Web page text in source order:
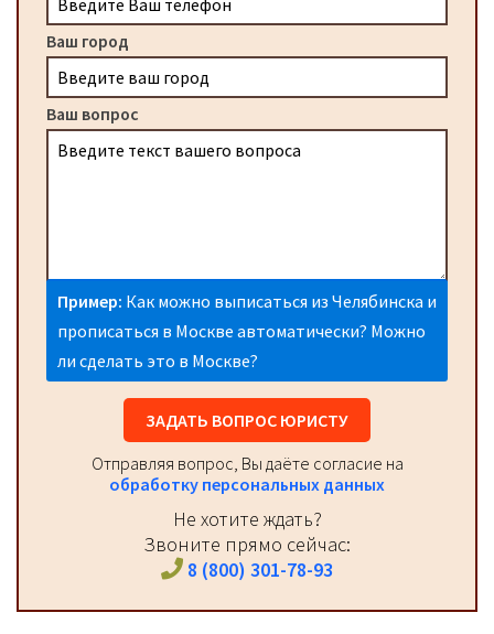
Ваш город
Ваш вопрос
Пример: Как можно выписаться из Челябинска и
прописаться в Москве автоматически? Можно
ли сделать это в Москве?
ЗАДАТЬ ВОПРОС ЮРИСТУ
Отправляя вопрос, Вы даёте согласие на
обработку персональных данных
Не хотите ждать?
Звоните прямо сейчас:
8 (800) 301-78-93